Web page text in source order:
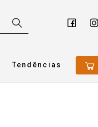
Tendências